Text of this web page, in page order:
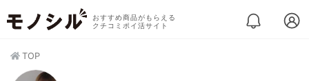
おすすめ商品がもらえる
クチコミポイ活サイト
TOP